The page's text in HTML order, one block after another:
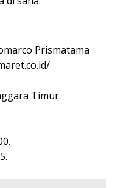
Prismatama
Timur.
.